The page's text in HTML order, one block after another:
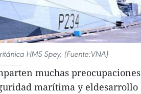
HMS Spey, (Fuente:VNA)
muchas preocupaciones
marítima y eldesarrollo